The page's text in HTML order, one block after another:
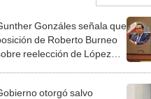
Gonzáles señala que
de Roberto Burneo
reelección de López
otorgó salvo